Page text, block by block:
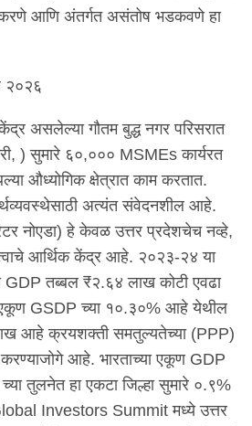
आणि अंतर्गत असंतोष भडकवणे हा
२०२६
असलेल्या गौतम बुद्ध नगर परिसरात
) सुमारे ६०,००० MSMEs कार्यरत
औध्योगिक क्षेत्रात काम करतात.
अत्यंत संवेदनशील आहे.
नोएडा) हे केवळ उत्तर प्रदेशचेच नव्हे,
आर्थिक केंद्र आहे. २०२३-२४ या
GDP तब्बल ₹२.६४ लाख कोटी एवढा
एकूण GSDP च्या १०.३०% आहे येथील
आहे क्रयशक्ती समतुल्यतेच्या (PPP)
आहे. भारताच्या एकूण GDP
तुलनेत हा एकटा जिल्हा सुमारे ०.९%
Investors Summit मध्ये उत्तर